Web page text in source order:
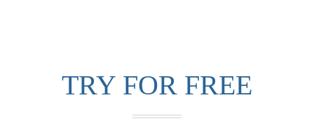
TRY FOR FREE